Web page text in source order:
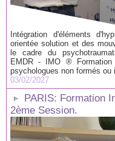
Intégration d'éléments
orientée solution et des
le cadre du
EMDR - IMO ® Formation
psychologues non formés ou
03/02/2027
PARIS: Formation
2ème Session.